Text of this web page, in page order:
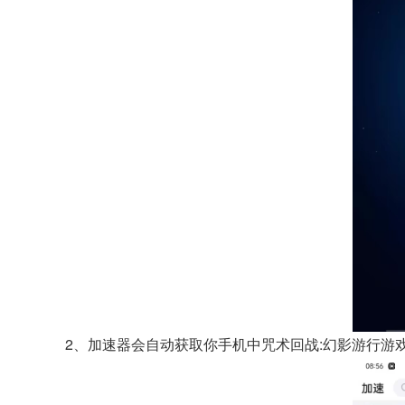
2、加速器会自动获取你手机中咒术回战:幻影游行游